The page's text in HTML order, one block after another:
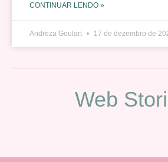
CONTINUAR LENDO »
Andreza Goulart 17 de dezembro de
Web